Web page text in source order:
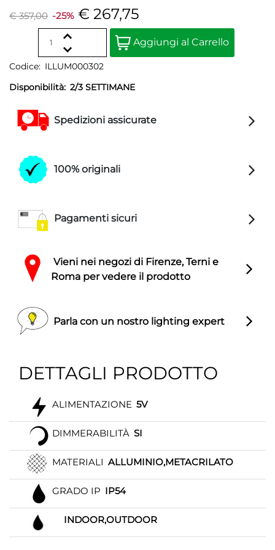
€ 357,00 -25% € 267,75
Quantità
Aggiungi al Carrello
Codice: ILLUM000302
Disponibilità: 2/3 SETTIMANE
Spedizioni assicurate
100% originali
Pagamenti sicuri
Vieni nei negozi di Firenze, Terni e
Roma per vedere il prodotto
Parla con un nostro lighting expert
DETTAGLI PRODOTTO
ALIMENTAZIONE 5V
DIMMERABILITÀ SI
MATERIALI ALLUMINIO,METACRILATO
GRADO IP IP54
INDOOR,OUTDOOR